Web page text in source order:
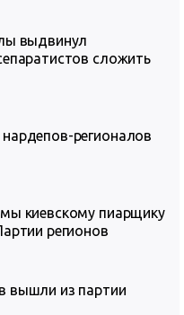
выдвинул
сложить
регионалов
киевскому пиарщику
регионов
вышли из партии